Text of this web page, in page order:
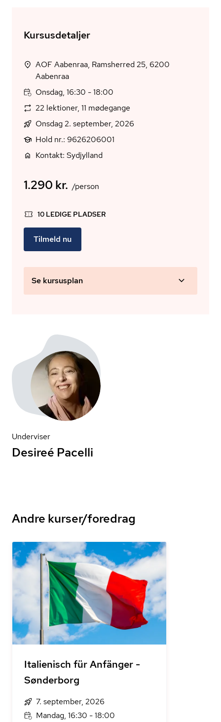
Kursusdetaljer
AOF Aabenraa, Ramsherred 25, 6200
Aabenraa
Onsdag, 16:30 - 18:00
22 lektioner, 11 mødegange
Onsdag 2. september, 2026
Hold nr.: 9626206001
Kontakt: Sydjylland
1.290 kr. /person
10 LEDIGE PLADSER
Tilmeld nu
Se kursusplan
Underviser
Desireé Pacelli
Andre kurser/foredrag
Italienisch für Anfänger -
Sønderborg
7. september, 2026
Mandag, 16:30 - 18:00